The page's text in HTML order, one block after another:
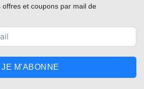
et coupons par mail de
JE M'ABONNE